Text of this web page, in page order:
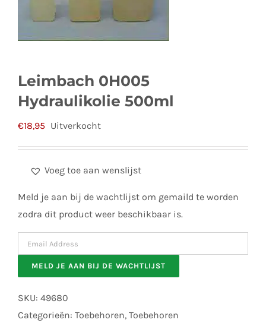
Leimbach 0H005
Hydraulikolie 500ml
€18,95 Uitverkocht
Voeg toe aan wenslijst
Meld je aan bij de wachtlijst om gemaild te worden
zodra dit product weer beschikbaar is.
Enter
your
email
address
to
MELD JE AAN BIJ DE WACHTLIJST
SKU: 49680
Categorieën: Toebehoren, Toebehoren